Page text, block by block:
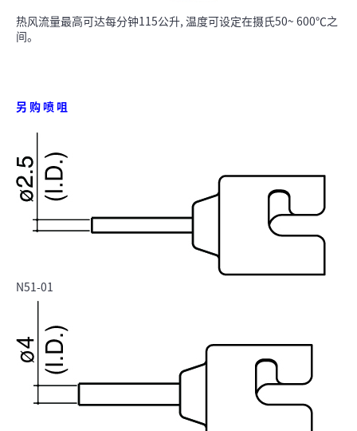
热风流量最高可达每分钟115公升, 温度可设定在摄氏50~ 600℃之
间。
另 购 喷 咀
N51-01